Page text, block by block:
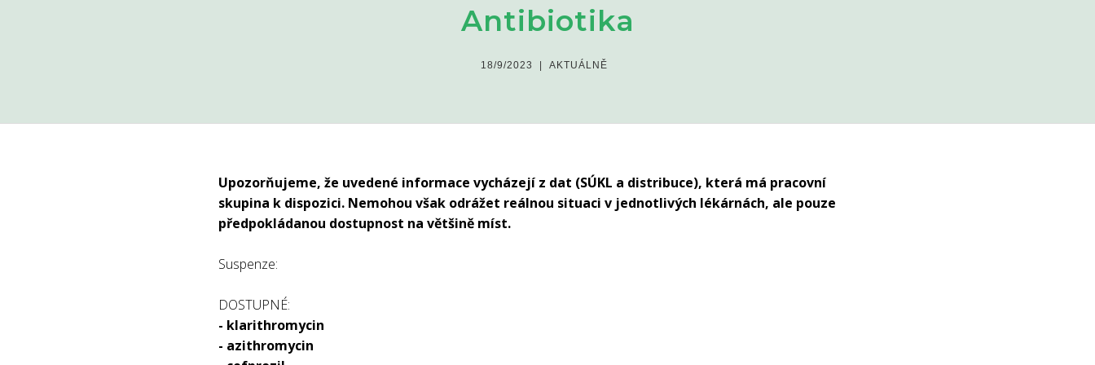
Antibiotika
18/9/2023 | AKTUÁLNĚ
Upozorňujeme, že uvedené informace vycházejí z dat (SÚKL a distribuce), která má pracovní
skupina k dispozici. Nemohou však odrážet reálnou situaci v jednotlivých lékárnách, ale pouze
předpokládanou dostupnost na většině míst.
Suspenze:
DOSTUPNÉ:
- klarithromycin
- azithromycin